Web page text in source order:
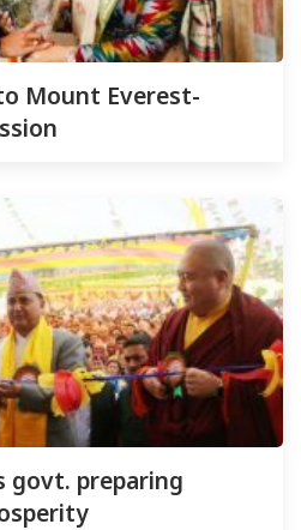
Mount Everest-
govt. preparing